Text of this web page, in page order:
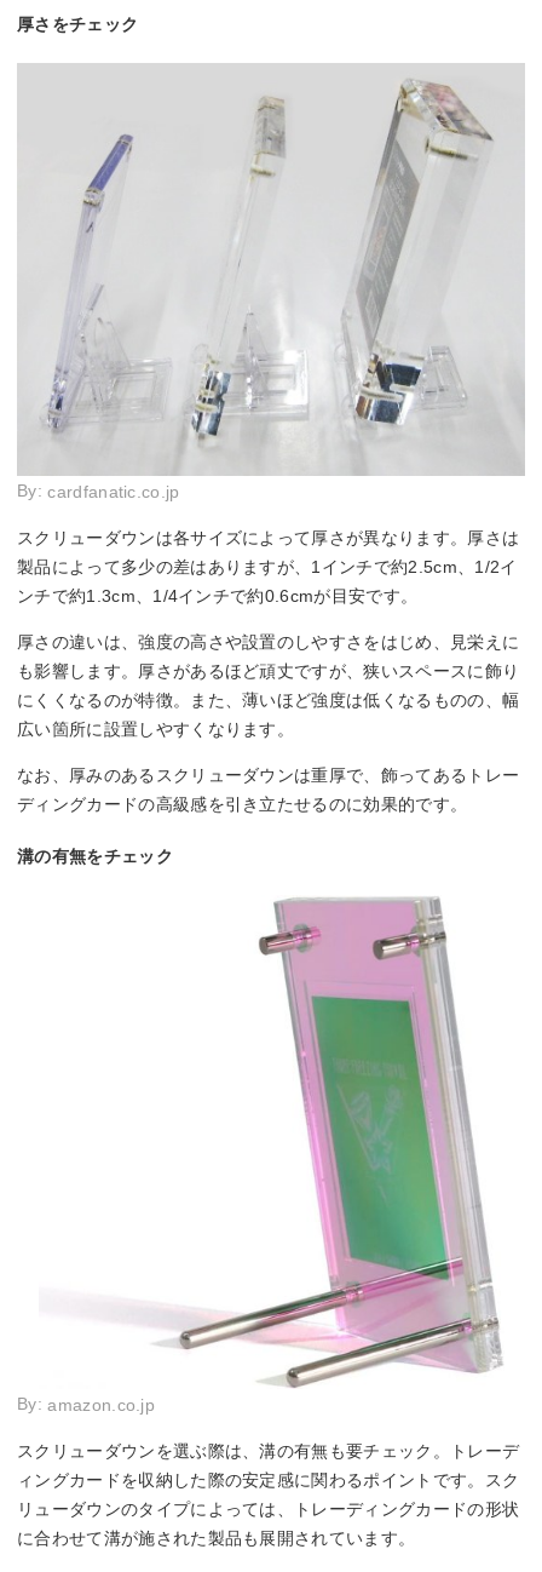
厚さをチェック
By:cardfanatic.co.jp
スクリューダウンは各サイズによって厚さが異なります。厚さは
製品によって多少の差はありますが、1インチで約2.5cm、1/2イ
ンチで約1.3cm、1/4インチで約0.6cmが目安です。
厚さの違いは、強度の高さや設置のしやすさをはじめ、見栄えに
も影響します。厚さがあるほど頑丈ですが、狭いスペースに飾り
にくくなるのが特徴。また、薄いほど強度は低くなるものの、幅
広い箇所に設置しやすくなります。
なお、厚みのあるスクリューダウンは重厚で、飾ってあるトレー
ディングカードの高級感を引き立たせるのに効果的です。
溝の有無をチェック
By:amazon.co.jp
スクリューダウンを選ぶ際は、溝の有無も要チェック。トレーデ
ィングカードを収納した際の安定感に関わるポイントです。スク
リューダウンのタイプによっては、トレーディングカードの形状
に合わせて溝が施された製品も展開されています。